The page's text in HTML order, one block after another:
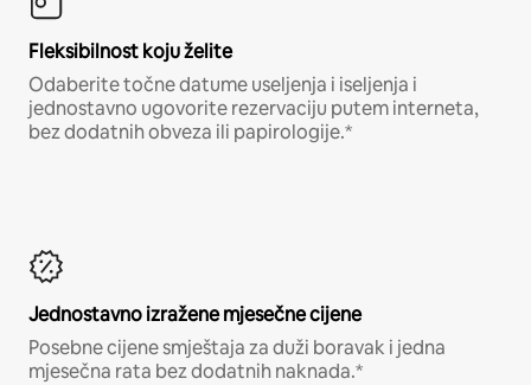
Fleksibilnost koju želite
Odaberite točne datume useljenja i iseljenja i
jednostavno ugovorite rezervaciju putem interneta,
bez dodatnih obveza ili papirologije.*
Jednostavno izražene mjesečne cijene
Posebne cijene smještaja za duži boravak i jedna
mjesečna rata bez dodatnih naknada.*